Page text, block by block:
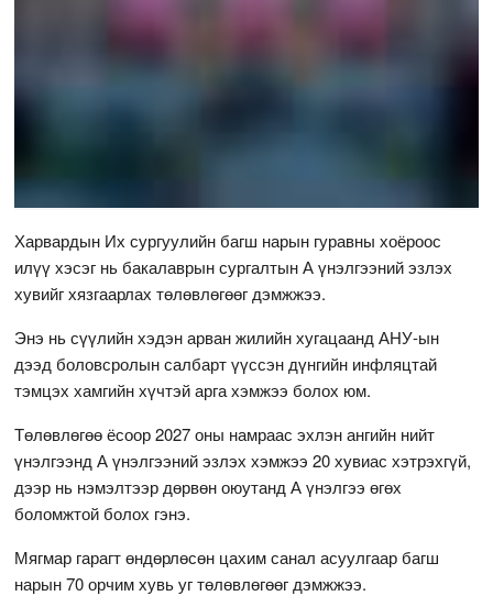
Харвардын Их сургуулийн багш нарын гуравны хоёроос
илүү хэсэг нь бакалаврын сургалтын А үнэлгээний эзлэх
хувийг хязгаарлах төлөвлөгөөг дэмжжээ.
Энэ нь сүүлийн хэдэн арван жилийн хугацаанд АНУ-ын
дээд боловсролын салбарт үүссэн дүнгийн инфляцтай
тэмцэх хамгийн хүчтэй арга хэмжээ болох юм.
Төлөвлөгөө ёсоор 2027 оны намраас эхлэн ангийн нийт
үнэлгээнд А үнэлгээний эзлэх хэмжээ 20 хувиас хэтрэхгүй,
дээр нь нэмэлтээр дөрвөн оюутанд А үнэлгээ өгөх
боломжтой болох гэнэ.
Мягмар гарагт өндөрлөсөн цахим санал асуулгаар багш
нарын 70 орчим хувь уг төлөвлөгөөг дэмжжээ.